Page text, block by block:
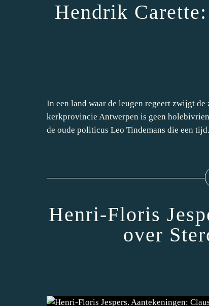
Hendrik
In een land waar de leugen regeert zwijgt
kerkprovincie Antwerpen is geen
de oude politicus Leo Tindemans die een
Henri-Floris
over